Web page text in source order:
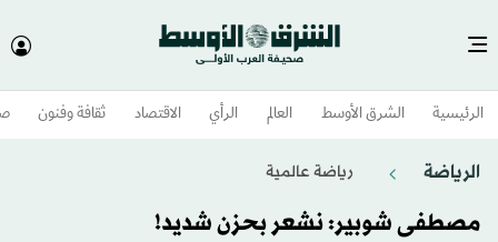
الرئيسية الشرق الأوسط​ العالم الرأي الاقتصاد ثقافة وفنون
الرياضة رياضة عالمية
مصطفى شوبير: نشعر بحزن شديد!